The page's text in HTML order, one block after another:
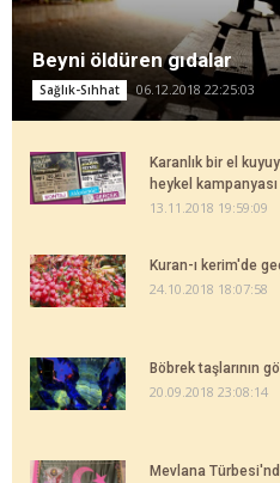
Beyni öldüren gıdalar
Sağlık-Sıhhat 06.12.2018 22:25:03
Karanlık bir el
heykel kampanyası
13.11.2018 19:59:09
Kuran-ı kerim'de
24.10.2018 18:07:58
Böbrek taşlarının
20.09.2018 23:08:14
Mevlana